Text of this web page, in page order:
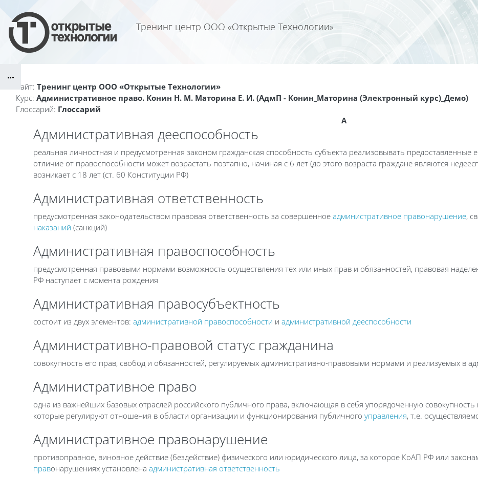
Тренинг центр ООО «Открытые Технологии»
Календарь
Блоки
Сайт: Тренинг центр ООО «Открытые Технологии»
Курс: Административное право. Конин Н. М. Маторина Е. И. (АдмП - Конин_Маторина (Электронный курс)_Демо)
Глоссарий: Глоссарий
А
Административная дееспособность
реальная личностная и предусмотренная законом гражданская способность субъекта реализовывать предоставленные
отличие от правоспособности может возрастать поэтапно, начиная с 6 лет (до этого возраста граждане являются
возникает с 18 лет (ст. 60 Конституции РФ)
Административная ответственность
предусмотренная законодательством правовая ответственность за совершенное административное правонарушение,
наказаний (санкций)
Административная правоспособность
предусмотренная правовыми нормами возможность осуществления тех или иных прав и обязанностей, правовая
РФ наступает с момента рождения
Административная правосубъектность
состоит из двух элементов: административной правоспособности и административной дееспособности
Административно-правовой статус гражданина
совокупность его прав, свобод и обязанностей, регулируемых административно-правовыми нормами и реализуемых в
Административное право
одна из важнейших базовых отраслей российского публичного права, включающая в себя упорядоченную
которые регулируют отношения в области организации и функционирования публичного управления, т.е.
Административное правонарушение
противоправное, виновное действие (бездействие) физического или юридического лица, за которое КоАП РФ или
правонарушениях установлена административная ответственность